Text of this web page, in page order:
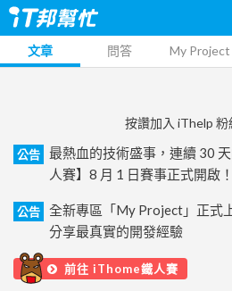
文章 問答 My Project
按讚加入 iThelp 粉
公告
最熱血的技術盛事，連續 30
人賽】8 月 1 日賽事正式開啟！
公告
全新專區「My Project」正式
分享最真實的開發經驗
前往 iThome鐵人賽